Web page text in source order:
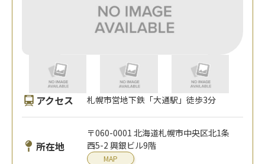
アクセス 札幌市営地下鉄「大通駅」徒歩3分
所在地
〒060-0001 北海道札幌市中央区北1条
西5-2 興銀ビル9階
MAP